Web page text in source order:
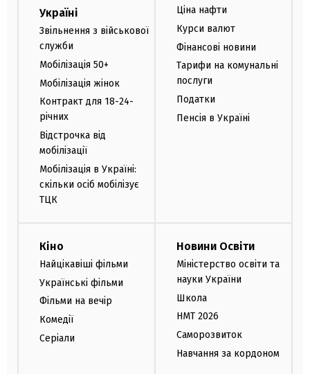
Україні
Звільнення з військової
служби
Мобілізація 50+
Мобілізація жінок
Контракт для 18-24-
річних
Відстрочка від
мобілізації
Мобілізація в Україні:
скільки осіб мобілізує
ТЦК
Ціна нафти
Курси валют
Фінансові новини
Тарифи на комунальні
послуги
Податки
Пенсія в Україні
Кіно
Найцікавіші фільми
Українські фільми
Фільми на вечір
Комедії
Серіали
Новини Освіти
Міністерство освіти та
науки України
Школа
НМТ 2026
Саморозвиток
Навчання за кордоном